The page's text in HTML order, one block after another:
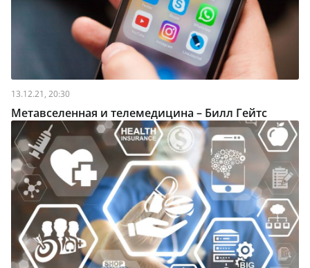
13.12.21, 20:30
Метавселенная и телемедицина – Билл Гейтс